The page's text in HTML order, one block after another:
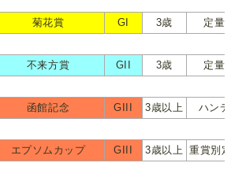
菊花賞 GI 3歳 定量
不来方賞 GII 3歳 定量
函館記念 GIII 3歳以上 ハンデ
エプソムカップ GIII 3歳以上 重賞別